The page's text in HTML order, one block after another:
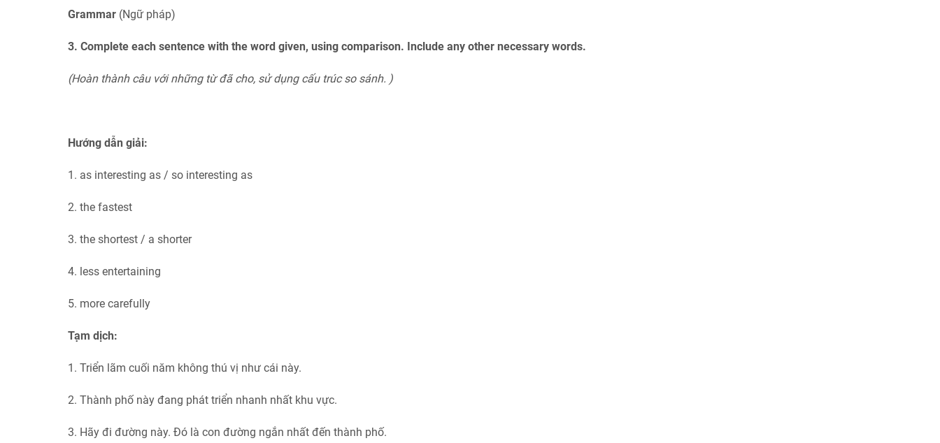
Grammar (Ngữ pháp)
3. Complete each sentence with the word given, using comparison. Include any other necessary words.
(Hoàn thành câu với những từ đã cho, sử dụng cấu trúc so sánh. )
Hướng dẫn giải:
1. as interesting as / so interesting as
2. the fastest
3. the shortest / a shorter
4. less entertaining
5. more carefully
Tạm dịch:
1. Triển lãm cuối năm không thú vị như cái này.
2. Thành phố này đang phát triển nhanh nhất khu vực.
3. Hãy đi đường này. Đó là con đường ngắn nhất đến thành phố.